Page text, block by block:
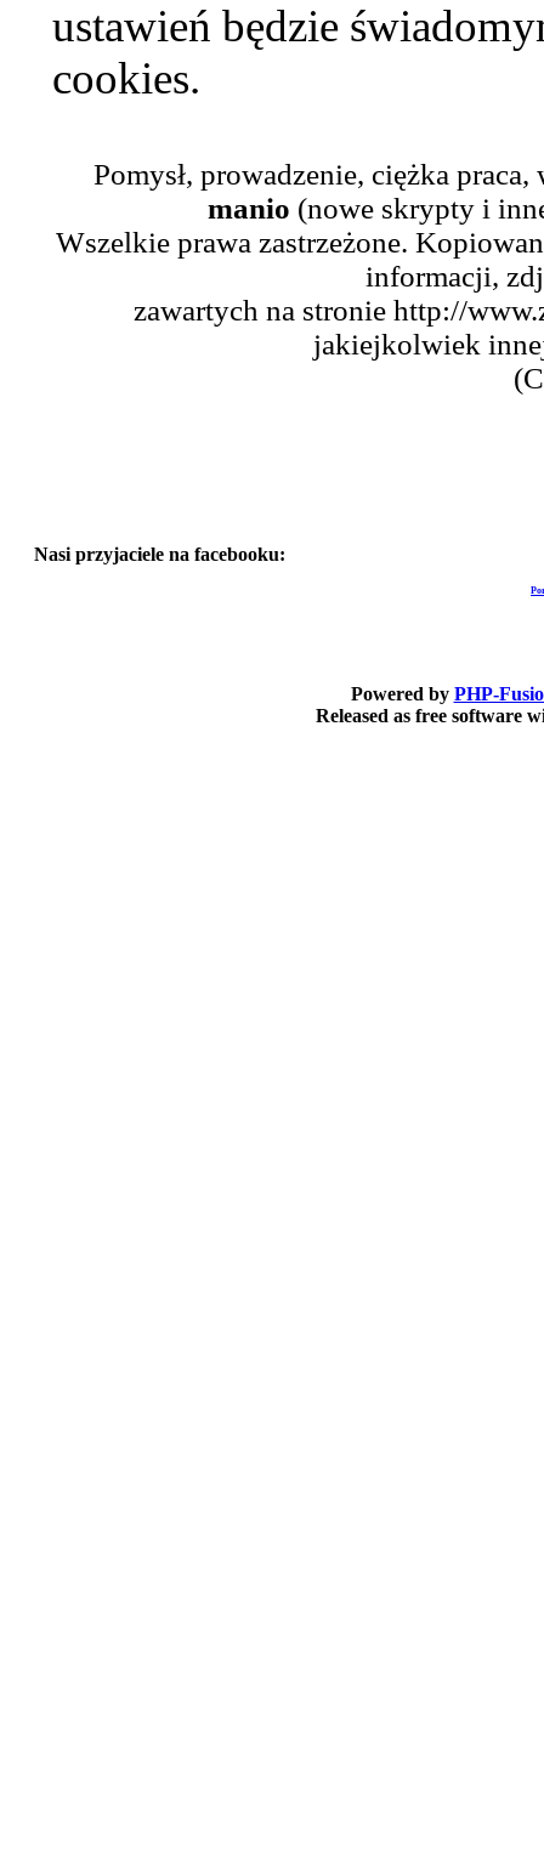
ustawień będzie
cookies.
Pomysł, prowadzenie, ciężka
manio (nowe skrypty i
Wszelkie prawa zastrzeżone.
informacji,
zawartych na stronie http://
jakiejkolwiek
Nasi przyjaciele na facebooku:
Powered by PHP-
Released as free software